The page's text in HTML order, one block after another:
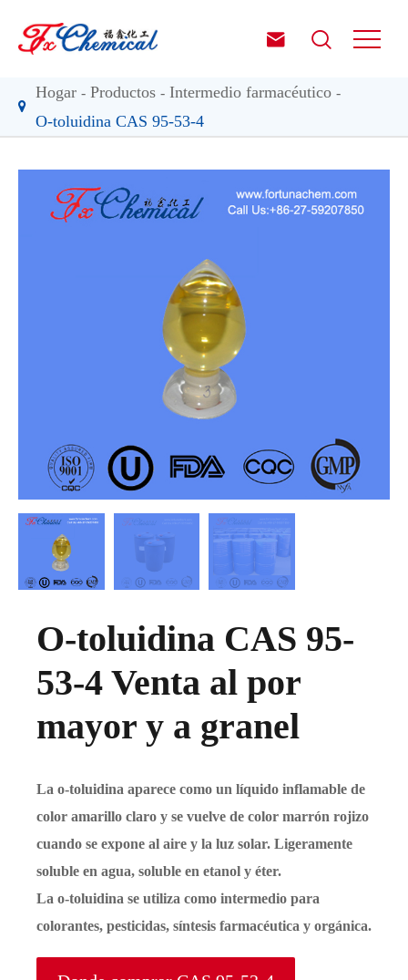
 
Hogar Productos
Intermedio farmacéutico
O-toluidina CAS 95-53-4
O-toluidina CAS 95-
53-4 Venta al por
mayor y a granel
La o-toluidina aparece como un líquido inflamable de
color amarillo claro y se vuelve de color marrón rojizo
cuando se expone al aire y la luz solar. Ligeramente
soluble en agua, soluble en etanol y éter.
La o-toluidina se utiliza como intermedio para
colorantes, pesticidas, síntesis farmacéutica y orgánica.